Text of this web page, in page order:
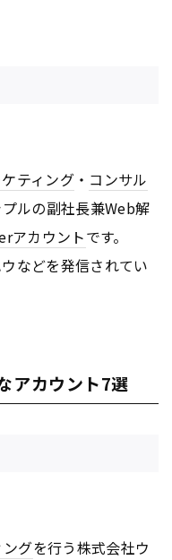
ティング・ コンサル
ルの副社長兼Web解
アカウントです。
などを発信されてい
アカウント7選
グを行う株式会社ウ